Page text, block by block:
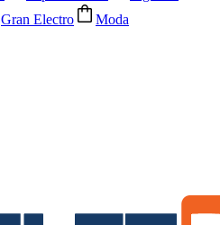
Gran Electro Moda